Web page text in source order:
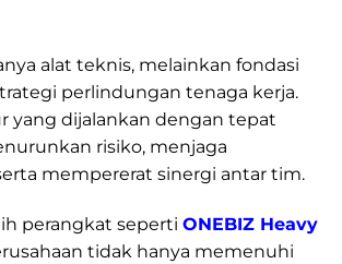
alat teknis, melainkan fondasi
perlindungan tenaga kerja.
yang dijalankan dengan tepat
risiko, menjaga
mempererat sinergi antar tim.
perangkat seperti ONEBIZ Heavy
tidak hanya memenuhi